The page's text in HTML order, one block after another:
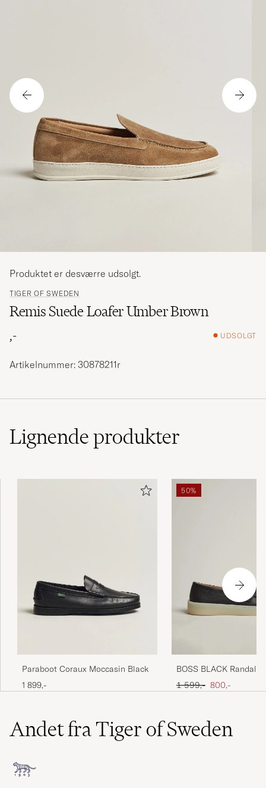
TIGER OF SWEDEN
Remis Suede Loafer Umber Brown
,-
UDSOLGT
Produktet er desværre udsolgt.
Artikelnummer: 30878211r
Lignendeprodukter
Paraboot Coraux Moccasin Black
1 899,-
50%
BOSS BLACK Randal
Loafer Black
Ordinary pris
1 599,- Nedsat pris
800,-
Andet fra Tiger of Sweden